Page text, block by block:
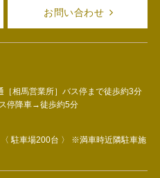
お問い合わせ
相馬営業所］バス停まで徒歩約3分
停降車→徒歩約5分
駐車場200台 〉 ※満車時近隣駐車施